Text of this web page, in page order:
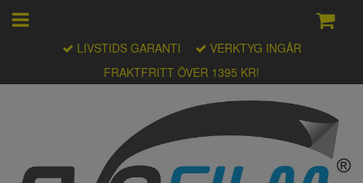
FRAKTFRITT ÖVER 1395 KR!
LIVSTIDS GARANTI VERKTYG INGÅR